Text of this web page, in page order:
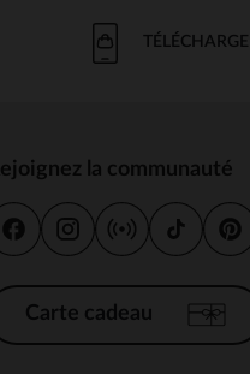
la communauté
Carte cadeau